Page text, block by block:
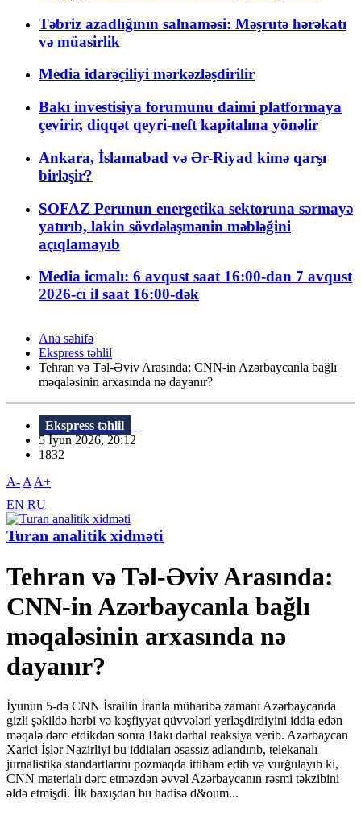
Təbriz azadlığının salnaməsi: Məşrutə hərəkatı
və müasirlik
Media idarəçiliyi mərkəzləşdirilir
Bakı investisiya forumunu daimi platformaya
çevirir, diqqət qeyri-neft kapitalına yönəlir
Ankara, İslamabad və Ər-Riyad kimə qarşı
birləşir?
SOFAZ Perunun energetika sektoruna sərmayə
yatırıb, lakin sövdələşmənin məbləğini
açıqlamayıb
Media icmalı: 6 avqust saat 16:00-dan 7 avqust
2026-cı il saat 16:00-dək
Ana səhifə
Ekspress təhlil
Tehran və Təl-Əviv Arasında: CNN-in Azərbaycanla bağlı
məqaləsinin arxasında nə dayanır?
Ekspress təhlil
5 İyun 2026, 20:12
1832
A- A A+
EN RU
Turan analitik xidməti
Tehran və Təl-Əviv Arasında:
CNN-in Azərbaycanla bağlı
məqaləsinin arxasında nə
dayanır?
İyunun 5-də CNN İsrailin İranla müharibə zamanı Azərbaycanda
gizli şəkildə hərbi və kəşfiyyat qüvvələri yerləşdirdiyini iddia edən
məqalə dərc etdikdən sonra Bakı dərhal reaksiya verib. Azərbaycan
Xarici İşlər Nazirliyi bu iddiaları əsassız adlandırıb, telekanalı
jurnalistika standartlarını pozmaqda ittiham edib və vurğulayıb ki,
CNN materialı dərc etməzdən əvvəl Azərbaycanın rəsmi təkzibini
əldə etmişdi. İlk baxışdan bu hadisə d&oum...